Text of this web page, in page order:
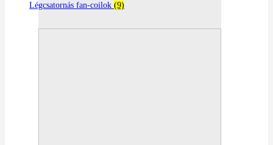
Légcsatornás fan-coilok (9)